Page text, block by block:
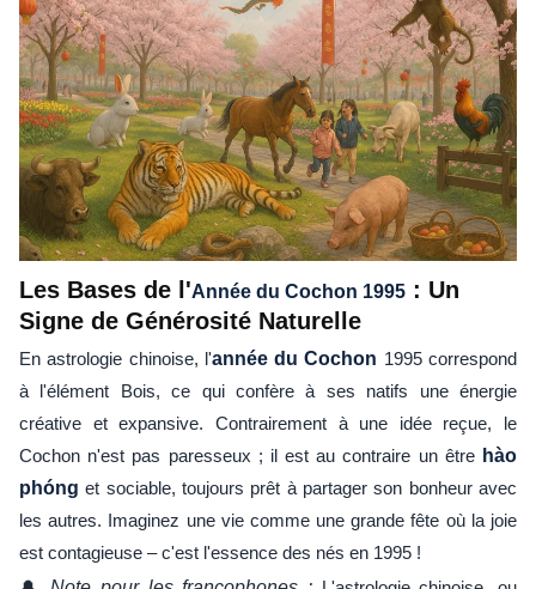
Les Bases de l'Année du Cochon 1995 : Un
Signe de Générosité Naturelle
En astrologie chinoise, l'année du Cochon 1995 correspond
à l'élément Bois, ce qui confère à ses natifs une énergie
créative et expansive. Contrairement à une idée reçue, le
Cochon n'est pas paresseux ; il est au contraire un être hào
phóng et sociable, toujours prêt à partager son bonheur avec
les autres. Imaginez une vie comme une grande fête où la joie
est contagieuse – c'est l'essence des nés en 1995 !